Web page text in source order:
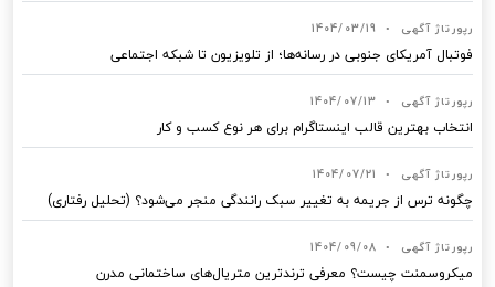
رپورتاژ آگهی •
1404/03/19
فوتبال آمریکای جنوبی در رسانه‌ها؛ از تلویزیون تا شبکه اجتماعی
رپورتاژ آگهی •
1404/07/13
انتخاب بهترین قالب‌ اینستاگرام برای هر نوع کسب‌ و کار
رپورتاژ آگهی •
1404/07/21
چگونه ترس از جریمه به تغییر سبک رانندگی منجر می‌شود؟ (تحلیل رفتاری)
رپورتاژ آگهی •
1404/09/08
میکروسمنت چیست؟ معرفی ترندترین متریال‌های ساختمانی مدرن